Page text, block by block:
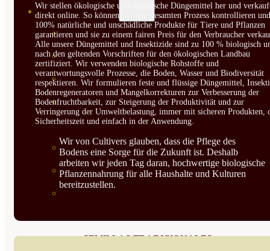
SEMILLAS
VER TODAS
BIODINÁMICAS DEMETER
HORTALIZA FRUTO
SEMILLAS HORTALIZA DE
HOJA
SEMILLAS AROMÁTICAS
SEMILLAS FLORES
SEMILLAS TRADICIONALES
Wir stellen ökologische und organische Düngemittel her und
direkt online. So können wir den gesamten Prozess kontrollieren und
100% natürliche und unschädliche Produkte für Tiere und Pflanzen
garantieren und sie zu einem fairen Preis für den Verbraucher
Alle unsere Düngemittel und Insektizide sind zu 100 % biologisch
nach den geltenden Vorschriften für den ökologischen Landbau
zertifiziert. Wir verwenden biologische Rohstoffe und
verantwortungsvolle Prozesse, die Boden, Wasser und Biodiversität
respektieren. Wir formulieren feste und flüssige Düngemittel,
Bodenregeneratoren und Mangelkorrekturen zur Verbesserung der
Bodenfruchtbarkeit, zur Steigerung der Produktivität und zur
Verringerung der Umweltbelastung, immer mit sicheren Produkten,
Sicherheitszeit und einfach in der Anwendung.
Wir von Cultivers glauben, dass die Pflege des
Bodens eine Sorge für die Zukunft ist. Deshalb
arbeiten wir jeden Tag daran, hochwertige biologische
Pflanzennahrung für alle Haushalte und Kulturen
bereitzustellen.